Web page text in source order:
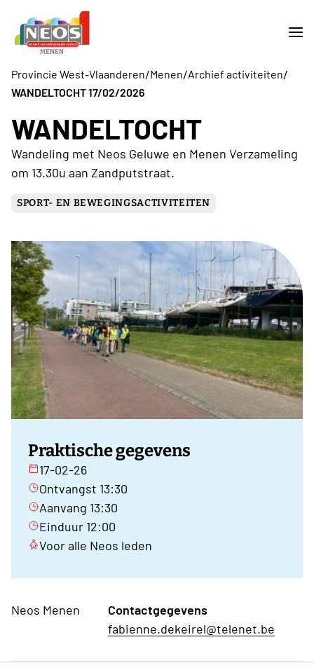
Provincie West-Vlaanderen/Menen/Archief activiteiten/
WANDELTOCHT 17/02/2026
WANDELTOCHT
Wandeling met Neos Geluwe en Menen Verzameling
om 13.30u aan Zandputstraat.
SPORT- EN BEWEGINGSACTIVITEITEN
Praktische gegevens
17-02-26
Ontvangst 13:30
Aanvang 13:30
Einduur 12:00
Voor alle Neos leden
Neos Menen
Contactgegevens
fabienne.dekeirel@telenet.be